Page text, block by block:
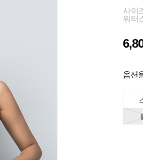
사이
워터
옵션